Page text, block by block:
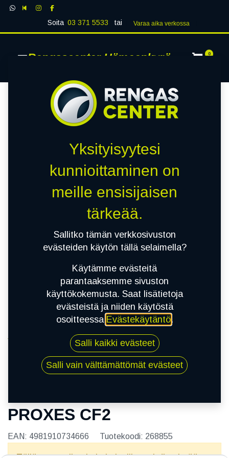
Soita 03 371 5533 tai Varaa aika verk​​​​ossa
Rengascenter Hämeenkyrö 0
215/55R16 93V TOYO PROXES CF2
PROXES CF2
EAN: 4981910734666 Tuotekoodi: 268855
Yksityisyytesi
kunnioittaminen on
meille ensisijaisen
tärkeää.
Sallitko tämän verkkosivuston
evästeiden käytön tällä selaimella?
Käytämme evästeitä
parantaaksemme sivuston
käyttökokemusta. Saat lisätietoja
evästeistä ja niiden käytöstä
osoitteessa Evästekäytäntö.
Salli kaikki evästeet
Salli vain välttämättömät evästeet